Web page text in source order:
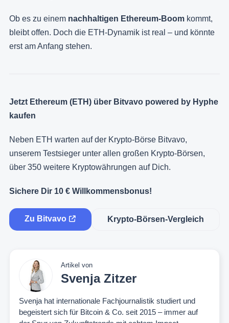
Ob es zu einem nachhaltigen Ethereum-Boom kommt,
bleibt offen. Doch die ETH-Dynamik ist real – und könnte
erst am Anfang stehen.
Jetzt Ethereum (ETH) über Bitvavo powered by Hyphe
kaufen
Neben ETH warten auf der Krypto-Börse Bitvavo,
unserem Testsieger unter allen großen Krypto-Börsen,
über 350 weitere Kryptowährungen auf Dich.
Sichere Dir 10 € Willkommensbonus!
Zu Bitvavo Krypto-Börsen-Vergleich
Artikel von
Svenja Zitzer
Svenja hat internationale Fachjournalistik studiert und
begeistert sich für Bitcoin & Co. seit 2015 – immer auf